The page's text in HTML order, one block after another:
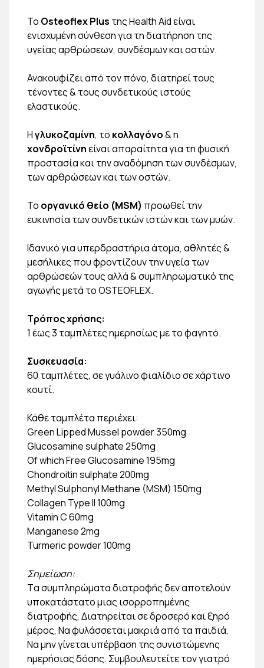
Το Οsteoflex Plus της Ηealth Aid είναι
ενισχυμένη σύνθεση για τη διατήρηση της
υγείας αρθρώσεων, συνδέσμων και οστών.
Ανακουφίζει από τον πόνο, διατηρεί τους
τένοντες & τους συνδετικούς ιστούς
ελαστικούς.
Ηγλυκοζαμίνη, το κολλαγόνο& η
χονδροϊτίνηείναι απαραίτητα για τη φυσική
προστασία και την αναδόμηση των συνδέσμων,
των αρθρώσεων και των οστών.
Το οργανικό θείο (MSM) προωθεί την
ευκινησία των συνδετικών ιστών και των μυών.
Ιδανικό για υπερδραστήρια άτομα, αθλητές &
μεσήλικες που φροντίζουν την υγεία των
αρθρώσεών τους αλλά & συμπληρωματικό της
αγωγής μετά το OSTEOFLEX.
Τρόπος χρήσης:
1 έως 3 ταμπλέτες ημερησίως με το φαγητό.
Συσκευασία:
60 ταμπλέτες, σε γυάλινο φιαλίδιο σε χάρτινο
κουτί.
Κάθε ταμπλέτα περιέχει:
Green Lipped Mussel powder 350mg
Glucosamine sulphate 250mg
Of which Free Glucosamine 195mg
Chondroitin sulphate 200mg
Methyl Sulphonyl Methane (MSM) 150mg
Collagen Type II 100mg
Vitamin C 60mg
Manganese 2mg
Turmeric powder 100mg
Σημείωση:
Tα συμπληρώματα διατροφής δεν αποτελούν
υποκατάστατο μιας ισορροπημένης
διατροφής, Διατηρείται σε δροσερό και ξηρό
μέρος, Να φυλάσσεται μακριά από τα παιδιά,
Να μην γίνεται υπέρβαση της συνιστώμενης
ημερήσιας δόσης. Συμβουλευτείτε τον γιατρό